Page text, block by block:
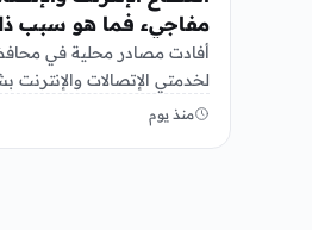
مفاجيء فما هو سبب
أفادت مصادر محلية في
8-2026، ولم… منذ يوم